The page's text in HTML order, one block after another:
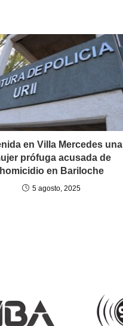
en Villa Mercedes una
prófuga acusada de
homicidio en Bariloche
5 agosto, 2025